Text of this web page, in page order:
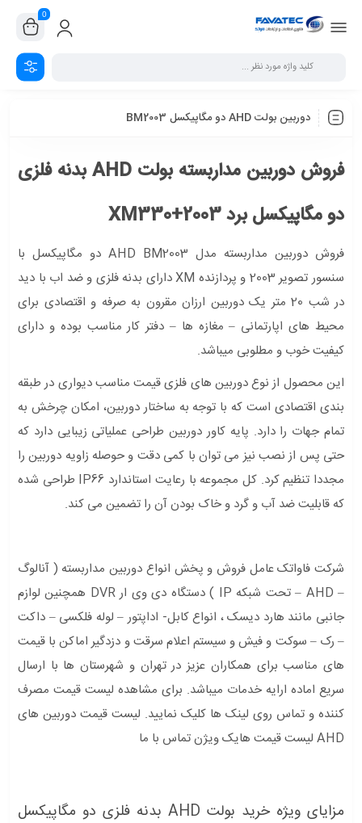
0
دوربین بولت AHD دو مگاپیکسل BM2003
فروش دوربین مداربسته بولت AHD بدنه فلزی
دو مگاپیکسل برد XM330+2003
فروش دوربین مداربسته مدل AHD BM2003 دو مگاپیکسل با
سنسور تصویر 2003 و پردازنده XM دارای بدنه فلزی و ضد اب با دید
در شب 20 متر یک دوربین ارزان مقرون به صرفه و اقتصادی برای
محیط های اپارتمانی – مغازه ها – دفتر کار مناسب بوده و دارای
کیفیت خوب و مطلوبی میباشد.
این محصول از نوع دوربین های فلزی قیمت مناسب دیواری در طبقه
بندی اقتصادی است که با توجه به ساختار دوربین، امکان چرخش به
تمام جهات را دارد. پایه کاور دوربین طراحی عملیاتی زیبایی دارد که
حتی پس از نصب نیز می توان با کمی دقت و حوصله زاویه دوربین را
مجددا تنظیم کرد. کل مجموعه با رعایت استاندارد IP66 طراحی شده
که قابلیت ضد آب و گرد و خاک بودن آن را تضمین می کند.
شرکت فاواتک عامل فروش و پخش انواع دوربین مداربسته ( آنالوگ
– AHD – تحت شبکه IP ) دستگاه دی وی ار DVR همچنین لوازم
جانبی مانند هارد دیسک ، انواع کابل- اداپتور – لوله فلکسی – داکت
– رک – سوکت و فیش و سیستم اعلام سرقت و دزدگیر اماکن با قیمت
های مناسب برای همکاران عزیز در تهران و شهرستان ها با ارسال
سریع اماده ارایه خدمات میباشد. برای مشاهده لیست قیمت مصرف
کننده و تماس روی لینک ها کلیک نمایید. لیست قیمت دوربین های
AHD لیست قیمت هایک ویژن تماس با ما
مزایای ویژه خرید بولت AHD بدنه فلزی دو مگاپیکسل